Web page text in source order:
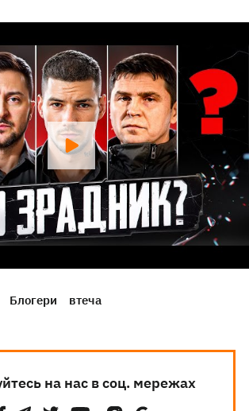
Блогери втеча
на нас в соц. мережах